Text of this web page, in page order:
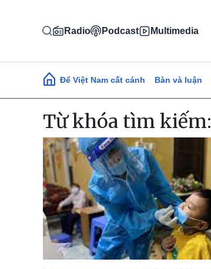
Radio Podcast Multimedia
Main navigation
Để Việt Nam cất cánh Bàn và luận
Từ khóa tìm kiếm: